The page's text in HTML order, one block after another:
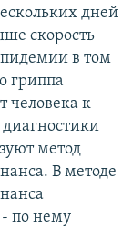
дней
скорость
в том
гриппа
человека к
диагностики
метод
В методе
- по нему